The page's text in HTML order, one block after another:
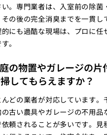
。専門業者は、入室前の除菌
の後の完全消臭までを一貫し
にも過酷な現場は、プロに任
。
の物置やガレージの片
してもらえますか？
どの業者が対応しています。
古い農具やガレージの不用品
頼されることが多いです。見